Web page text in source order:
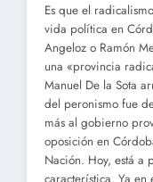
Es que el
vida política en
Angeloz o Ramón
una «provincia
Manuel De la Sota
del peronismo fue
más al gobierno
oposición en
Nación. Hoy, está a